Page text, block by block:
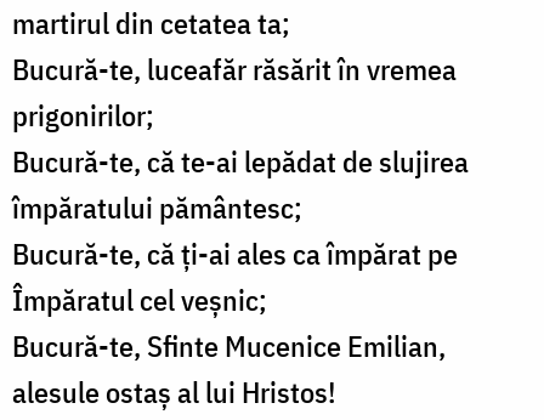
martirul din cetatea ta;
Bucură-te, luceafăr răsărit în vremea
prigonirilor;
Bucură-te, că te-ai lepădat de slujirea
împăratului pământesc;
Bucură-te, că ți-ai ales ca împărat pe
Împăratul cel veșnic;
Bucură-te, Sfinte Mucenice Emilian,
alesule ostaș al lui Hristos!